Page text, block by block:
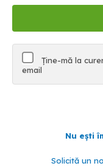
Ține-mă la
email
Nu ești
Solicită un